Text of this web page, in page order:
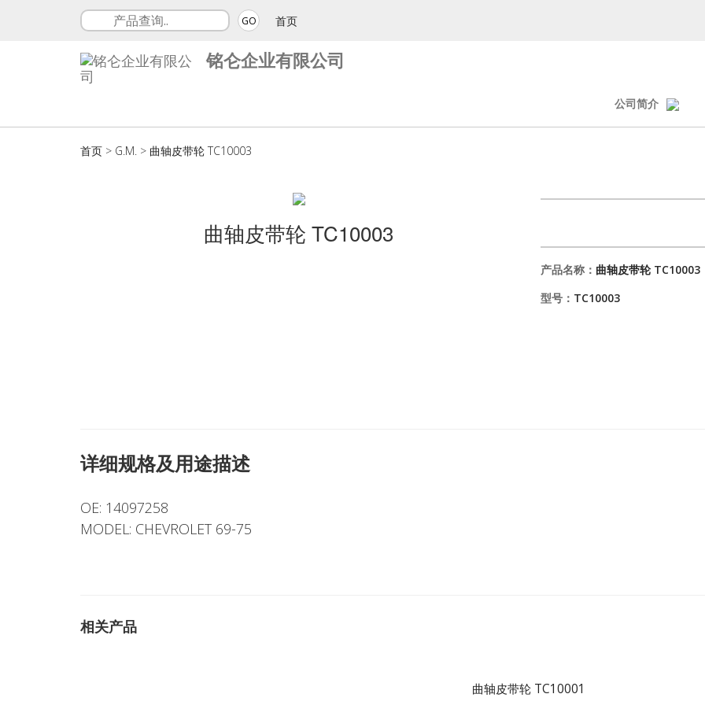
GO 首页
铭仑企业有限公司
公司简介
首页 > G.M. > 曲轴皮带轮 TC10003
曲轴皮带轮 TC10003
产品名称： 曲轴皮带轮 TC10003
型号： TC10003
详细规格及用途描述
OE: 14097258
MODEL: CHEVROLET 69-75
相关产品
曲轴皮带轮 TC10001